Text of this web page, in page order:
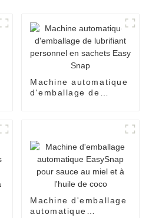
Machine automatique
d'emballage de
Machine d'emballage
automatique